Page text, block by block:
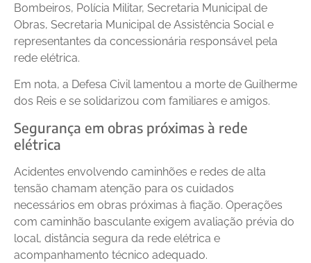
Bombeiros, Polícia Militar, Secretaria Municipal de
Obras, Secretaria Municipal de Assistência Social e
representantes da concessionária responsável pela
rede elétrica.
Em nota, a Defesa Civil lamentou a morte de Guilherme
dos Reis e se solidarizou com familiares e amigos.
Segurança em obras próximas à rede
elétrica
Acidentes envolvendo caminhões e redes de alta
tensão chamam atenção para os cuidados
necessários em obras próximas à fiação. Operações
com caminhão basculante exigem avaliação prévia do
local, distância segura da rede elétrica e
acompanhamento técnico adequado.